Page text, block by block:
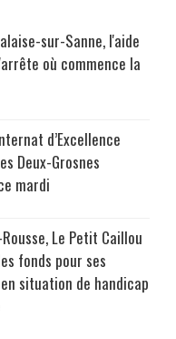
sur-Sanne, l'aide
où commence la
d’Excellence
Deux-Grosnes
mardi
Le Petit Caillou
fonds pour ses
situation de handicap